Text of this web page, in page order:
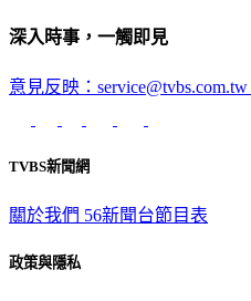
深入時事，一觸即見
意見反映：service@tvbs.com.tw
TVBS新聞網
關於我們 56新聞台節目表
政策與隱私